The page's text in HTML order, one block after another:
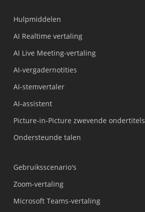
Hulpmiddelen
AI Realtime vertaling
AI Live Meeting-vertaling
AI-vergadernotities
AI-stemvertaler
AI-assistent
Picture-in-Picture zwevende ondertitels
Ondersteunde talen
Gebruiksscenario's
Zoom-vertaling
Microsoft Teams-vertaling